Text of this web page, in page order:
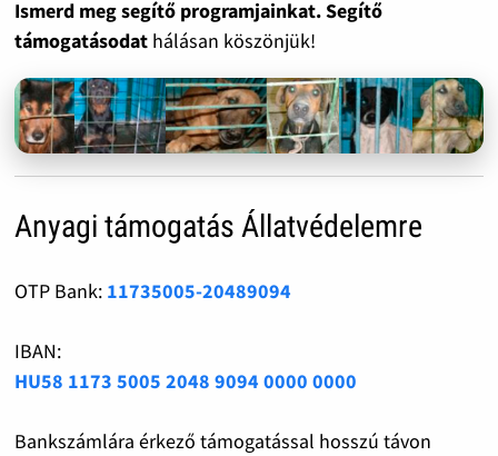
Ismerd meg segítő programjainkat. Segítő
támogatásodat hálásan köszönjük!
Anyagi támogatás Állatvédelemre
OTP Bank: 11735005-20489094
IBAN:
HU58 1173 5005 2048 9094 0000 0000
Bankszámlára érkező támogatással hosszú távon